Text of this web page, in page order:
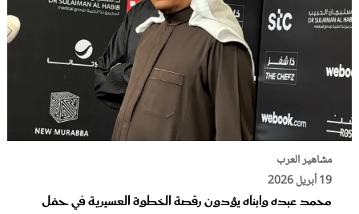
مشاهير العرب
19 أبريل 2026
محمد عبده وابناه يؤدون رقصة الخطوة العسيرية في حفل